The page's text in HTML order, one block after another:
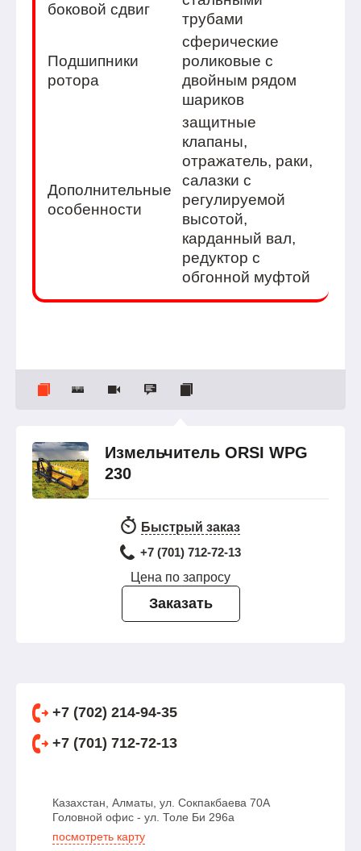
боковой сдвиг
трубами
Подшипники
ротора
сферические
роликовые с
двойным рядом
шариков
Дополнительные
особенности
защитные
клапаны,
отражатель, раки,
салазки с
регулируемой
высотой,
карданный вал,
редуктор с
обгонной муфтой
Измельчитель ORSI WPG
230
Быстрый заказ
+7 (701) 712-72-13
Цена по запросу
Заказать
+7 (702) 214-94-35
+7 (701) 712-72-13
Казахстан, Алматы, ул. Сокпакбаева 70А
Головной офис - ул. Толе Би 296а
посмотреть карту